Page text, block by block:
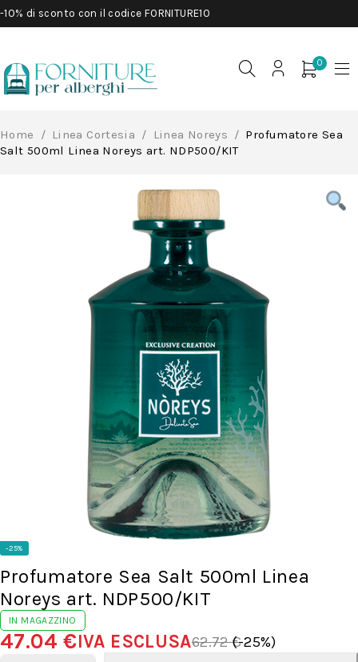
-10% di sconto con il codice FORNITURE10
0
Home / Linea Cortesia / Linea Noreys / Profumatore Sea
Salt 500ml Linea Noreys art. NDP500/KIT
-25%
Profumatore Sea Salt 500ml Linea
Noreys art. NDP500/KIT
IN MAGAZZINO
62.72€
47.04€IVA ESCLUSA (-25%)